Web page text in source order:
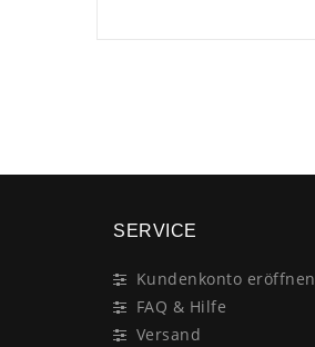
SERVICE
Kundenkonto eröffnen
FAQ & Hilfe
Versand